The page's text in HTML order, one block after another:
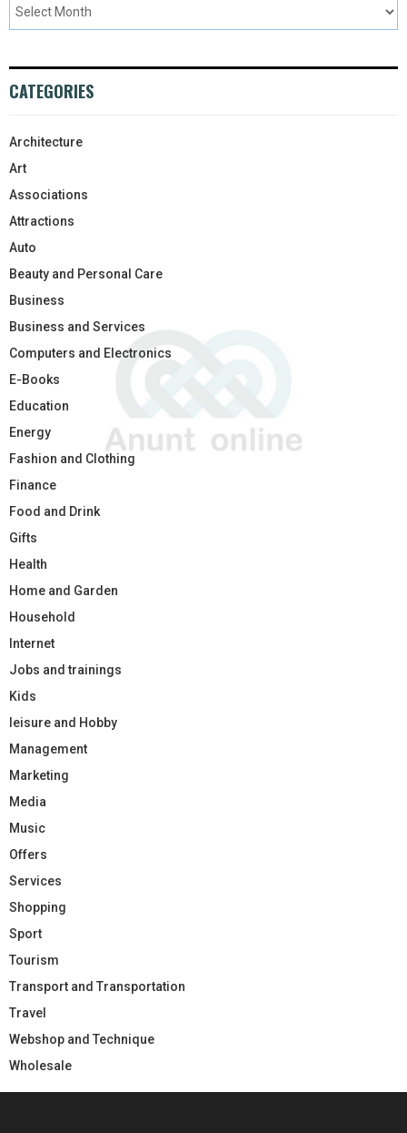
CATEGORIES
Architecture
Art
Associations
Attractions
Auto
Beauty and Personal Care
Business
Business and Services
Computers and Electronics
E-Books
Education
Energy
Fashion and Clothing
Finance
Food and Drink
Gifts
Health
Home and Garden
Household
Internet
Jobs and trainings
Kids
leisure and Hobby
Management
Marketing
Media
Music
Offers
Services
Shopping
Sport
Tourism
Transport and Transportation
Travel
Webshop and Technique
Wholesale